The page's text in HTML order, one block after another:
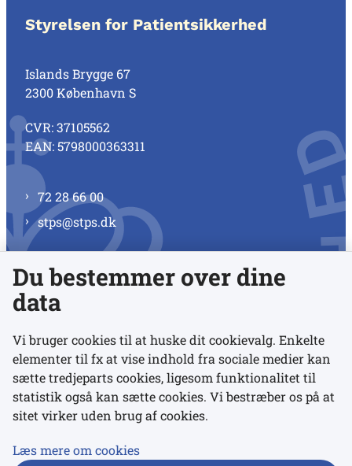
Styrelsen for Patientsikkerhed
Islands Brygge 67
2300 København S
CVR: 37105562
EAN: 5798000363311
72 28 66 00
stps@stps.dk
Se alle kontaktnumre
Links
Udgivelser
Tilgængelighedserklæring
Du bestemmer over dine
data
Vi bruger cookies til at huske dit cookievalg. Enkelte
elementer til fx at vise indhold fra sociale medier kan
sætte tredjeparts cookies, ligesom funktionalitet til
statistik også kan sætte cookies. Vi bestræber os på at
sitet virker uden brug af cookies.
Læs mere om cookies